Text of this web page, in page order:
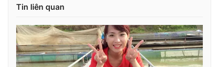
VTV4
VTV9 VTV8
Liên hệ tòa soạn English
Tin liên quan